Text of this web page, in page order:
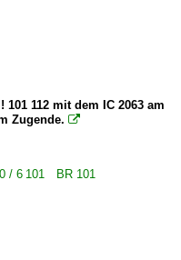
112 mit dem IC 2063 am
Zugende. 
/ 6 101 BR 101